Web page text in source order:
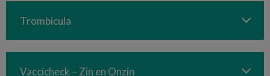
Trombicula
Vaccicheck – Zin en Onzin